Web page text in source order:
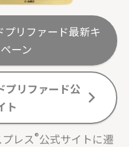
プリファード最新キ
ーン
プリファード公
ト
レス®公式サイトに遷